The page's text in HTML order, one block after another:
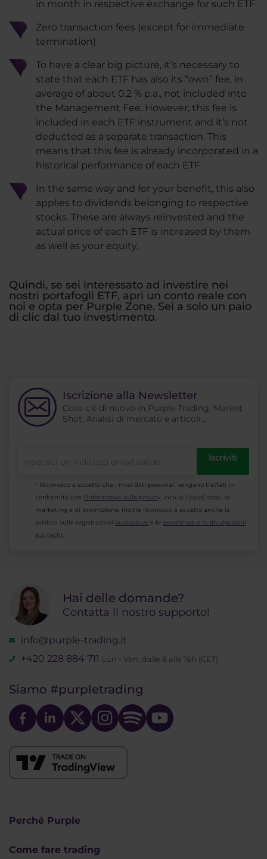
in month in respective exchange for such ETF
Zero transaction fees (except for immediate
termination)
To have a clear big picture, it’s necessary to
state that each ETF has also its “own” fee, in
average of about 0.2 % p.a., not included into
the Management Fee. However, this fee is
included in each ETF instrument and it’s not
deducted as a separate transaction. This
means that this fee is already incorporated in a
historical performance of each ETF.
In the same way and for your benefit, this also
applies to dividends belonging to respective
stocks. These are always reinvested and the
actual price of each ETF is increased by them
as well as your equity.
Quindi, se sei interessato ad investire nei
nostri portafogli ETF, apri un conto reale con
noi e opta per Purple Zone. Sei a solo un paio
di clic dal tuo investimento.
Iscrizione alla Newsletter
Cosa c'è di nuovo in Purple Trading, Market
Shot, Analisi di mercato e articoli...
Iscriviti
* Riconosco e accetto che i miei dati personali vengano trattati in
conformità con
l’informativa sulla privacy, inclusi i (suoi) scopi di
marketing e di promozione. Inoltre riconosco e accetto anche la
politica sulle registrazioni audiovisive e le avvertenze e le divulgazioni
sui rischi.
Hai delle domande?
Contatta il nostro supporto!
info@purple-trading.it
+420 228 884 711 Lun - Ven, dalle 8 alle 16h (CET)
Siamo #purpletrading
Perché Purple
Come fare trading